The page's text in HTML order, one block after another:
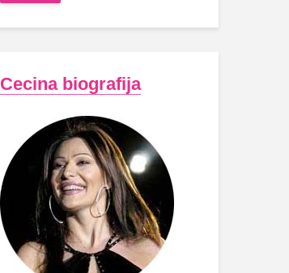
Cecina biografija